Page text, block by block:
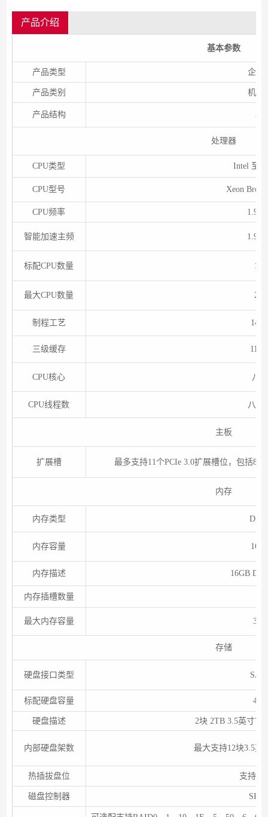
产品介绍
基本参数
产品类型 企业
产品类别 机架
产品结构
处理器
CPU类型 Intel 至
CPU型号 Xeon
CPU频率
智能加速主频
标配CPU数量 1颗
最大CPU数量 2颗
制程工艺
三级缓存
CPU核心 八
CPU线程数 八线
主板
扩展槽 最多支持11个PCIe 3.0扩展槽位，包括8
内存
内存类型
内存容量
内存描述 16GB
内存插槽数量
最大内存容量 3TB
存储
硬盘接口类型
标配硬盘容量 4TB
硬盘描述 2块 2TB 3.5英寸
内部硬盘架数 最大支持12块3.5英
热插拔盘位 支持热
磁盘控制器